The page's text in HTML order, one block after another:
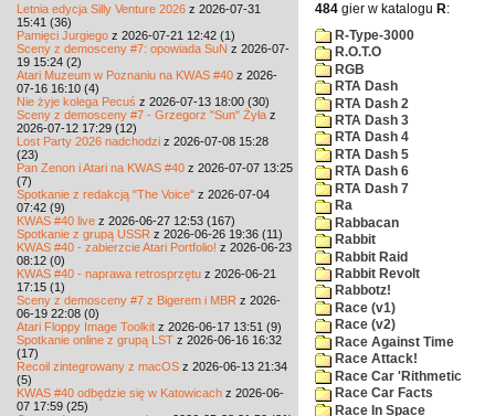
Letnia edycja Silly Venture 2026 z 2026-07-31
15:41 (36)
Pamięci Jurgiego z 2026-07-21 12:42 (1)
Sceny z demosceny #7: opowiada SuN z 2026-07-
19 15:24 (2)
Atari Muzeum w Poznaniu na KWAS #40 z 2026-
07-16 16:10 (4)
Nie żyje kolega Pecuś z 2026-07-13 18:00 (30)
Sceny z demosceny #7 - Grzegorz "Sun" Żyła z
2026-07-12 17:29 (12)
Lost Party 2026 nadchodzi z 2026-07-08 15:28
(23)
Pan Zenon i Atari na KWAS #40 z 2026-07-07 13:25
(7)
Spotkanie z redakcją "The Voice" z 2026-07-04
07:42 (9)
KWAS #40 live z 2026-06-27 12:53 (167)
Spotkanie z grupą USSR z 2026-06-26 19:36 (11)
KWAS #40 - zabierzcie Atari Portfolio! z 2026-06-23
08:12 (0)
KWAS #40 - naprawa retrosprzętu z 2026-06-21
17:15 (1)
Sceny z demosceny #7 z Bigerem i MBR z 2026-
06-19 22:08 (0)
Atari Floppy Image Toolkit z 2026-06-17 13:51 (9)
Spotkanie online z grupą LST z 2026-06-16 16:32
(17)
Recoil zintegrowany z macOS z 2026-06-13 21:34
(5)
KWAS #40 odbędzie się w Katowicach z 2026-06-
07 17:59 (25)
484 gier w katalogu R:
R-Type-3000
R.O.T.O
RGB
RTA Dash
RTA Dash 2
RTA Dash 3
RTA Dash 4
RTA Dash 5
RTA Dash 6
RTA Dash 7
Ra
Rabbacan
Rabbit
Rabbit Raid
Rabbit Revolt
Rabbotz!
Race (v1)
Race (v2)
Race Against Time
Race Attack!
Race Car 'Rithmetic
Race Car Facts
Race In Space